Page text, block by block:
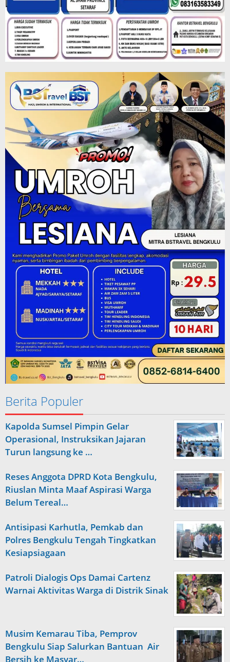
Berita Populer
Kapolda Sumsel Pimpin Gelar
Operasional, Instruksikan Jajaran
Turun langsung ke …
Reses Anggota DPRD Kota Bengkulu,
Riuslan Minta Maaf Aspirasi Warga
Belum Tereal…
Antisipasi Karhutla, Pemkab dan
Polres Bengkulu Tengah Tingkatkan
Kesiapsiagaan
Patroli Dialogis Ops Damai Cartenz
Warnai Aktivitas Warga di Distrik Sinak
Musim Kemarau Tiba, Pemprov
Bengkulu Siap Salurkan Bantuan Air
Bersih ke Masyar…